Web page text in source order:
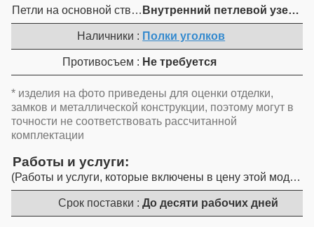
Петли на основной створке :Внутренний петлевой узел
Наличники : Полки уголков
Противосъем : Не требуется
* изделия на фото приведены для оценки отделки,
замков и металлической конструкции, поэтому могут в
точности не соответствовать рассчитанной
комплектации
Работы и услуги
Работы и услуги, которые включены в цену этой модели
Срок поставки :До десяти рабочих дней